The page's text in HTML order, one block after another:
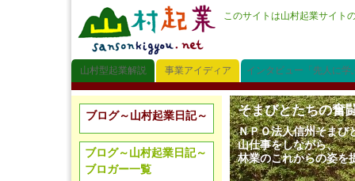
このサイトは山村起業サイト
山村型起業解説 事業アイディア インタビュー「先人に学
そまびとたちの奮
ＮＰＯ法人信州そまび
山仕事をしながら、
林業のこれからの姿を
ブログ～山村起業日記～
ブログ～山村起業日記～
ブロガー一覧